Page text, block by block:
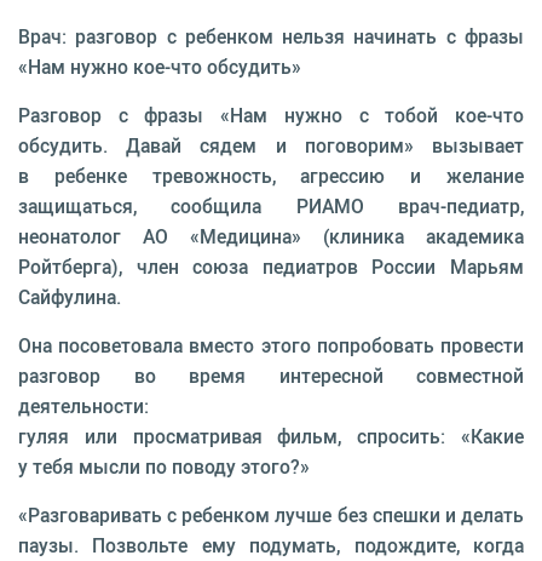
Врач: разговор с ребенком нельзя начинать с фразы
«Нам нужно кое-что обсудить»
Разговор с фразы «Нам нужно с тобой кое-что
обсудить. Давай сядем и поговорим» вызывает
в ребенке тревожность, агрессию и желание
защищаться, сообщила РИАМО врач-педиатр,
неонатолог АО «Медицина» (клиника академика
Ройтберга), член союза педиатров России Марьям
Сайфулина.
Она посоветовала вместо этого попробовать провести
разговор во время интересной совместной
деятельности:
гуляя или просматривая фильм, спросить: «Какие
у тебя мысли по поводу этого?»
«Разговаривать с ребенком лучше без спешки и делать
паузы. Позвольте ему подумать, подождите, когда